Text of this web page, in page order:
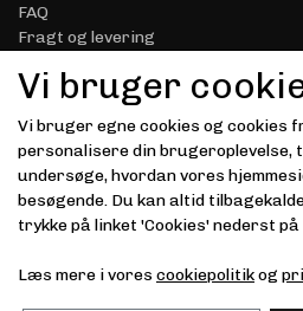
FAQ
Fragt og levering
Handelsbetingelser
Datasikkerhed & Privatliv
Gavekort
Om Driver.dk
Kunde login
Modtag vores nyhedsbrev via e-
Vi bruger
Vi bruger egne cookies og
personalisere din brugeroplevelse,
undersøge, hvordan vores
besøgende. Du kan altid
trykke på linket 'Cookies' nederst på
Læs mere i vores cookiepolitikog